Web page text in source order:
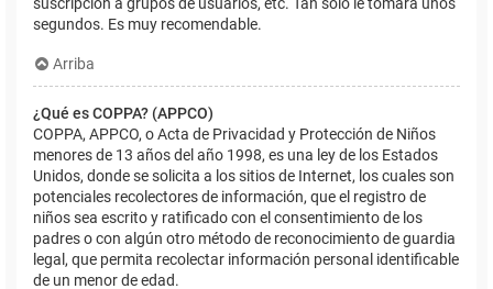
segundos. Es muy recomendable.
Arriba
¿Qué es COPPA? (APPCO)
COPPA, APPCO, o Acta de Privacidad y Protección de Niños
menores de 13 años del año 1998, es una ley de los Estados
Unidos, donde se solicita a los sitios de Internet, los cuales son
potenciales recolectores de información, que el registro de
niños sea escrito y ratificado con el consentimiento de los
padres o con algún otro método de reconocimiento de guardia
legal, que permita recolectar información personal identificable
de un menor de edad.